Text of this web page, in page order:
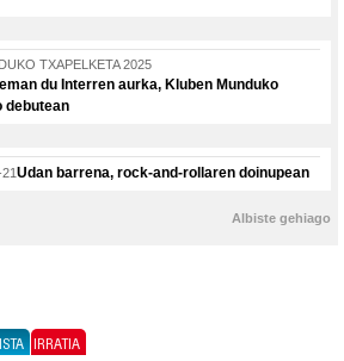
TXAPELKETA 2025
du Interren aurka, Kluben Munduko
debutean
Udan barrena, rock-and-rollaren doinupean
Albiste gehiago
IRRATIA